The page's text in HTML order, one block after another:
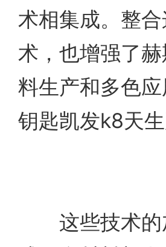
术相集成。整
术，也增强了
料生产和多色
钥匙凯发k8天
这些技术的